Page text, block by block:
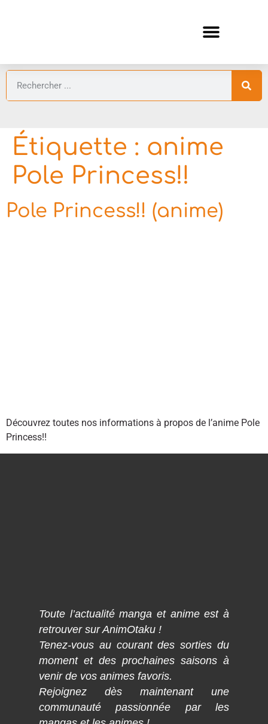
Étiquette : anime
Pole Princess!!
Pole Princess!! (anime)
Découvrez toutes nos informations à propos de l’anime Pole
Princess!!
Toute l’actualité manga et anime est à
retrouver sur AnimOtaku !
Tenez-vous au courant des sorties du
moment et des prochaines saisons à
venir de vos animes favoris.
Rejoignez dès maintenant une
communauté passionnée par les